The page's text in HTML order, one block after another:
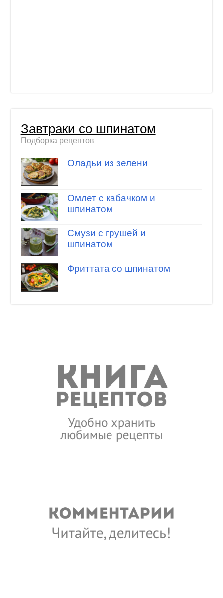
Завтраки со шпинатом
Подборка рецептов
Оладьи из зелени
Омлет с кабачком и
шпинатом
Смузи с грушей и
шпинатом
Фриттата со шпинатом